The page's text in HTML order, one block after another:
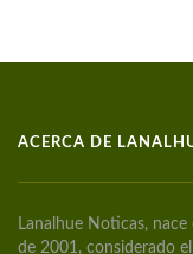
ACERCA DE
Lanalhue Noticas,
de 2001, considerado